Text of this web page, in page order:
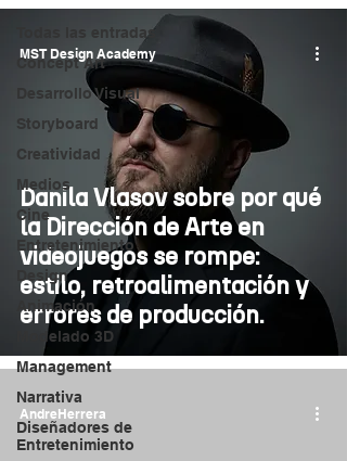
Todas las entradas
Concept Art
Desarrollo Visual
Storyboard
Creatividad
Medios
Cine
Entretenimiento
Design
Animación
Modelado 3D
Management
Narrativa
Diseñadores de
Entretenimiento
Danila Vlasov sobre por qué
la Dirección de Arte en
videojuegos se rompe:
estilo, retroalimentación y
errores de producción.
MST Design Academy
AndreHerrera